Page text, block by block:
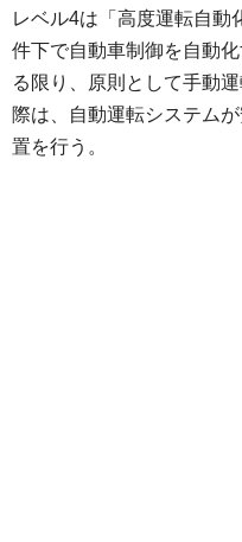
レベル4は「高度運転自動
件下で自動車制御を自動
る限り、原則として手動
際は、自動運転システム
置を行う。